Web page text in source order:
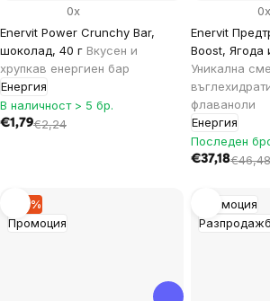
Enervit Power Crunchy Bar,
шоколад, 40 г Вкусен и
хрупкав енергиен бар
Енергия
0x
В наличност > 5 бр.
€1,79€2,24
Enervit
Boost, Ягода
Уникална
флаваноли
Енергия
0x
Последен
€37,18€46,48
Промоция
–19 %
Промоция